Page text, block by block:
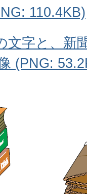
110.4KB)
文字と、新
(PNG: